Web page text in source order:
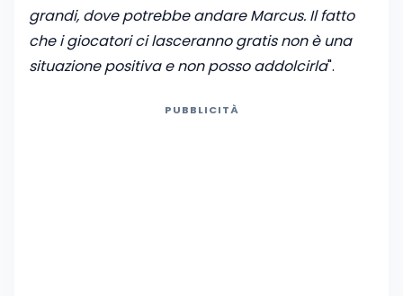
grandi, dove potrebbe andare Marcus. Il fatto
che i giocatori ci lasceranno gratis non è una
situazione positiva e non posso addolcirla".
PUBBLICITÀ